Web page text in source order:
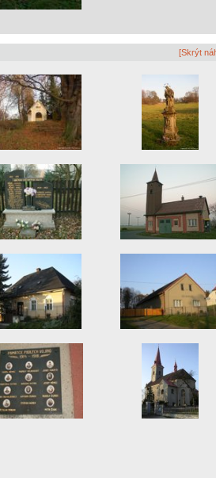
[Skrýt